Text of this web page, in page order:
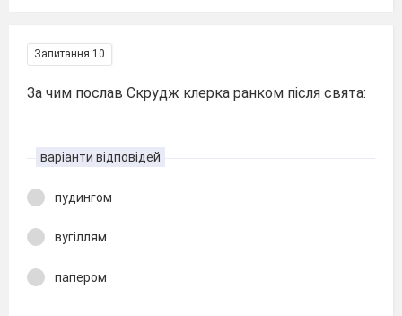
Запитання 10
За чим послав Скрудж клерка ранком після свята:
варіанти відповідей
пудингом
вугіллям
папером